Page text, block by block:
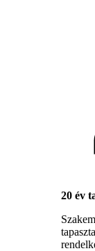
20 év